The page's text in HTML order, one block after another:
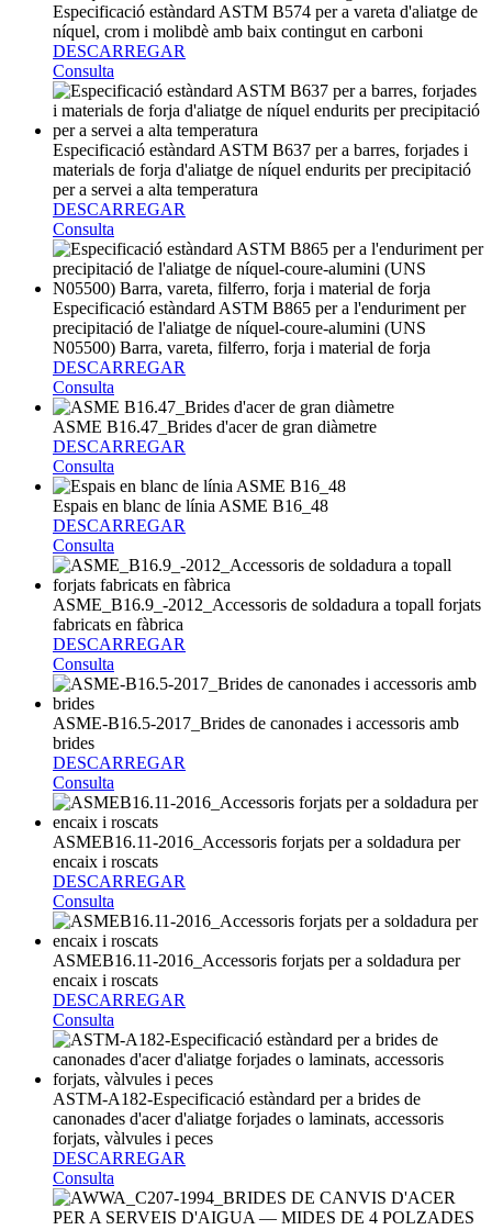
Especificació estàndard ASTM B574 per a vareta d'aliatge de
níquel, crom i molibdè amb baix contingut en carboni
DESCARREGAR
Consulta
Especificació estàndard ASTM B637 per a barres, forjades i
materials de forja d'aliatge de níquel endurits per precipitació
per a servei a alta temperatura
DESCARREGAR
Consulta
Especificació estàndard ASTM B865 per a l'enduriment per
precipitació de l'aliatge de níquel-coure-alumini (UNS
N05500) Barra, vareta, filferro, forja i material de forja
DESCARREGAR
Consulta
ASME B16.47_Brides d'acer de gran diàmetre
DESCARREGAR
Consulta
Espais en blanc de línia ASME B16_48
DESCARREGAR
Consulta
ASME_B16.9_-2012_Accessoris de soldadura a topall forjats
fabricats en fàbrica
DESCARREGAR
Consulta
ASME-B16.5-2017_Brides de canonades i accessoris amb
brides
DESCARREGAR
Consulta
ASMEB16.11-2016_Accessoris forjats per a soldadura per
encaix i roscats
DESCARREGAR
Consulta
ASMEB16.11-2016_Accessoris forjats per a soldadura per
encaix i roscats
DESCARREGAR
Consulta
ASTM-A182-Especificació estàndard per a brides de
canonades d'acer d'aliatge forjades o laminats, accessoris
forjats, vàlvules i peces
DESCARREGAR
Consulta